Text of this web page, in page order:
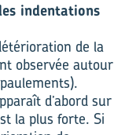
indentations
de la
observée autour
d’abord sur
la plus forte. Si